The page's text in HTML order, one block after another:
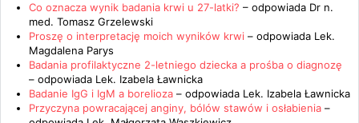
Co oznacza wynik badania krwi u 27-latki? – odpowiada Dr n.
med. Tomasz Grzelewski
Proszę o interpretację moich wyników krwi – odpowiada Lek.
Magdalena Parys
Badania profilaktyczne 2-letniego dziecka a prośba o diagnozę
– odpowiada Lek. Izabela Ławnicka
Badanie IgG i IgM a borelioza – odpowiada Lek. Izabela Ławnicka
Przyczyna powracającej anginy, bólów stawów i osłabienia –